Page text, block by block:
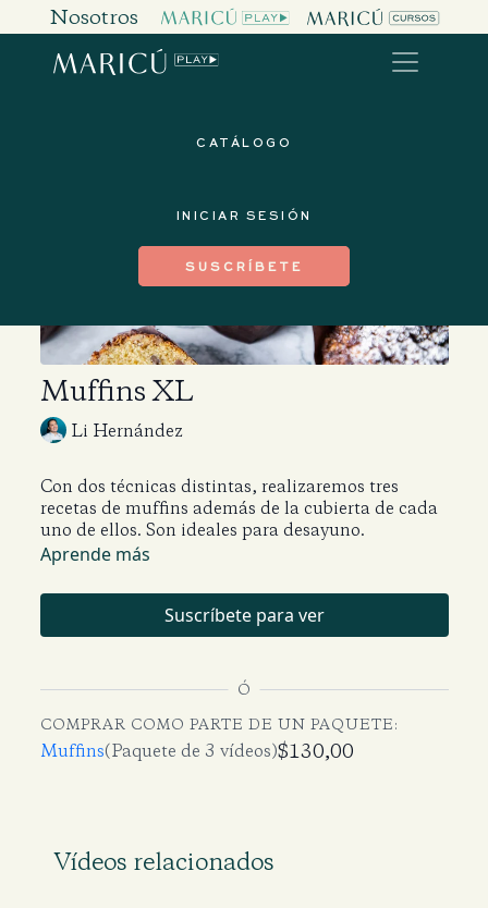
Nosotros
CATÁLOGO
INICIAR SESIÓN
SUSCRÍBETE
Muffins XL
Li Hernández
Con dos técnicas distintas, realizaremos tres
recetas de muffins además de la cubierta de cada
uno de ellos. Son ideales para desayuno.
Aprende más
Suscríbete para ver
Ó
COMPRAR COMO PARTE DE UN PAQUETE:
Muffins(Paquete de 3 vídeos)$130,00
Vídeos relacionados